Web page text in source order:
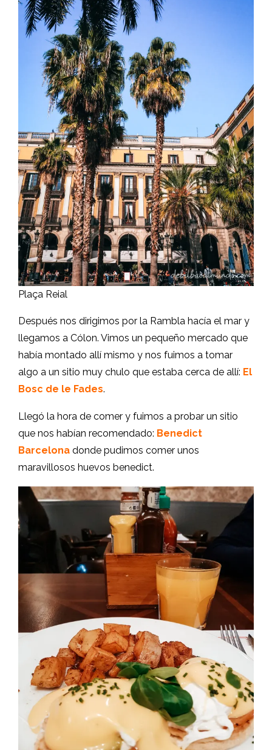
Plaça Reial
Después nos dirigimos por la Rambla hacía el mar y
llegamos a Cólon. Vimos un pequeño mercado que
había montado allí mismo y nos fuimos a tomar
algo a un sitio muy chulo que estaba cerca de allí: El
Bosc de le Fades.
Llegó la hora de comer y fuimos a probar un sitio
que nos habían recomendado: Benedict
Barcelona donde pudimos comer unos
maravillosos huevos benedict.